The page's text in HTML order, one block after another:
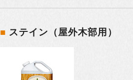
■ ステイン（屋外木部用）